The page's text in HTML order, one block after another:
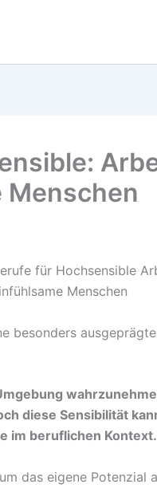
Menschen
besonders
diese Sensibilität
im beruflichen Kontext.
das eigene Potenzial